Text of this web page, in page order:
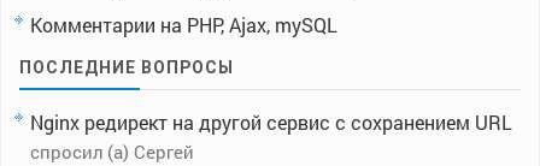
Комментарии на PHP, Ajax, mySQL
ПОСЛЕДНИЕ ВОПРОСЫ
Nginx редирект на другой сервис с сохранением URL
спросил (а) Сергей